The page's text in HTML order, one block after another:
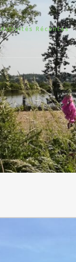
Activités Récentes